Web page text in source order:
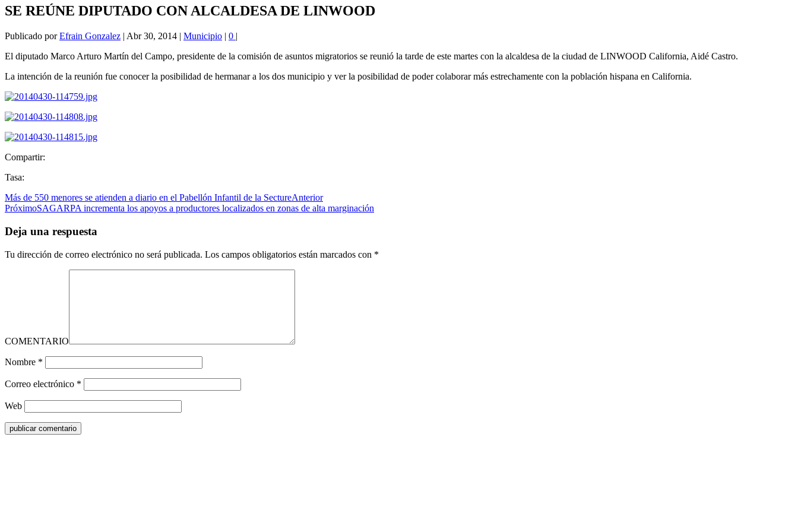
SE REÚNE DIPUTADO CON ALCALDESA DE LINWOOD
Publicado porEfrain Gonzalez | Abr 30, 2014 | Municipio | 0 |
El diputado Marco Arturo Martín del Campo, presidente de la comisión de asuntos migratorios se reunió la tarde de este martes con la alcaldesa de la ciudad de LINWOOD California, Aidé Castro.
La intención de la reunión fue conocer la posibilidad de hermanar a los dos municipio y ver la posibilidad de poder colaborar más estrechamente con la población hispana en California.
Compartir:
Tasa:
Más de 550 menores se atienden a diario en el Pabellón Infantil de la SectureAnterior
PróximoSAGARPA incrementa los apoyos a productores localizados en zonas de alta marginación
Deja una respuesta
Tu dirección de correo electrónico no será publicada. Los campos obligatorios están marcados con *
COMENTARIO
Nombre *
Correo electrónico *
Web